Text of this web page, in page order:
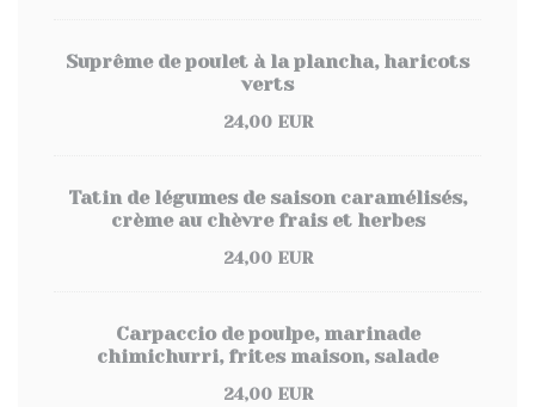
Suprême de poulet à la plancha, haricots
verts
24,00 EUR
Tatin de légumes de saison caramélisés,
crème au chèvre frais et herbes
24,00 EUR
Carpaccio de poulpe, marinade
chimichurri, frites maison, salade
24,00 EUR